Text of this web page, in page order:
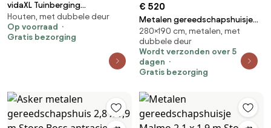
vidaXL Tuinberging
257x205x178 cm staal
antraciet
Houten, met dubbele deur
Op voorraad
Gratis bezorging
€ 520
Metalen gereedschapshuisje
Malmo 2,8 x 1,9 m Store Boss
antraciet
280×190 cm, metalen, met
dubbele deur
Wordt verzonden over 5
dagen
Gratis bezorging